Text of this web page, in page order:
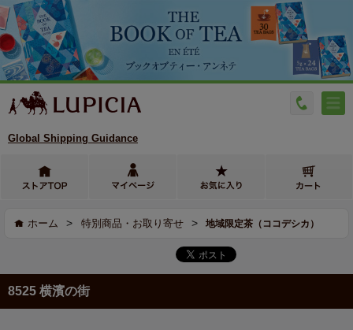
Global Shipping Guidance
ホーム > 特別商品・お取り寄せ > 地域限定茶（ココデシカ）
8525 横濱の街